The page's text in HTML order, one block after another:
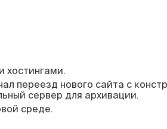
хостингами.
переезд нового сайта с
сервер для архивации.
среде.